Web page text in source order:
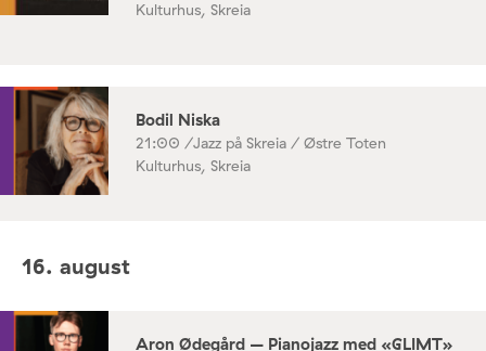
Kulturhus, Skreia
Bodil Niska
21:00 /Jazz på Skreia / Østre Toten
Kulturhus, Skreia
16. august
Aron Ødegård – Pianojazz med «GLIMT»